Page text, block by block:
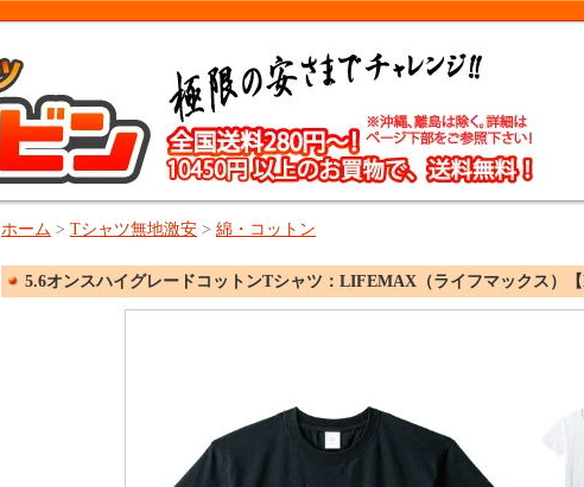
ホーム > Tシャツ無地激安 > 綿・コットン
5.6オンスハイグレードコットンTシャツ：LIFEMAX（ライフマックス）【